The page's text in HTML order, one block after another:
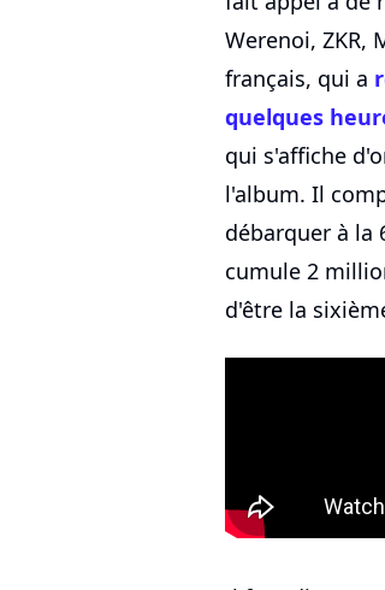
Werenoi, ZKR,
français, qui a
quelques
qui s'affiche
l'album. Il
débarquer à la
cumule 2
d'être la